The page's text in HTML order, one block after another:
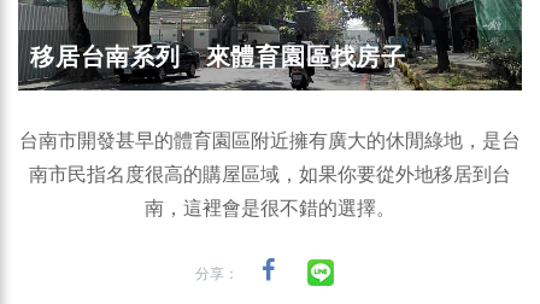
移居台南系列 來體育園區找房子
台南市開發甚早的體育園區附近擁有廣大的休閒綠地，是台
南市民指名度很高的購屋區域，如果你要從外地移居到台
南，這裡會是很不錯的選擇。
分享：